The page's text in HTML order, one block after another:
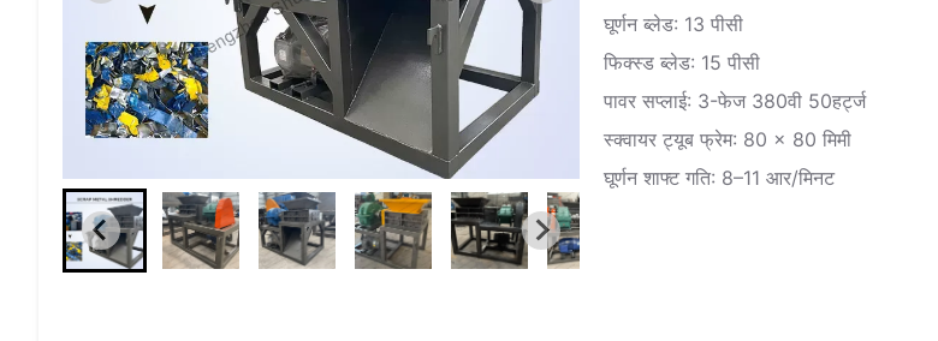
घूर्णन ब्लेड: 13 पीसी
फिक्स्ड ब्लेड: 15 पीसी
पावर सप्लाई: 3-फेज 380वी 50हर्ट्ज
स्क्वायर ट्यूब फ्रेम: 80 × 80 मिमी
घूर्णन शाफ्ट गति: 8–11 आर/मिनट